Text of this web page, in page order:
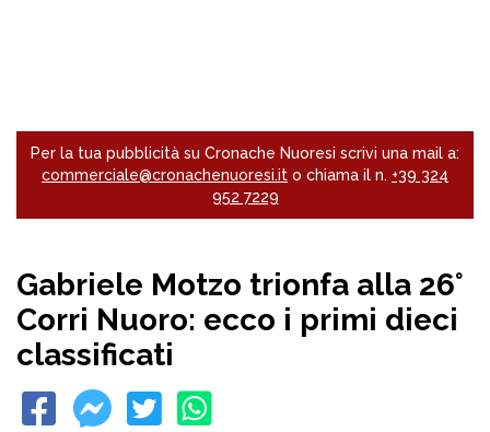
Per la tua pubblicità su Cronache Nuoresi scrivi una mail a:
commerciale@cronachenuoresi.it o chiama il n. +39 324
952 7229
Gabriele Motzo trionfa alla 26°
Corri Nuoro: ecco i primi dieci
classificati